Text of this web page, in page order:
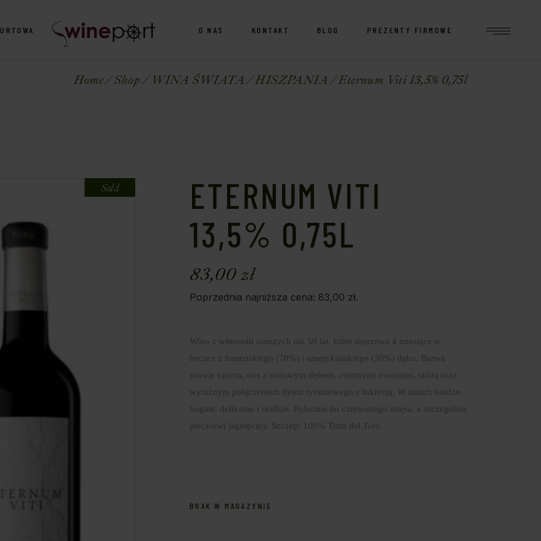
O NAS KONTAKT BLOG PREZENTY FIRMOWE
Home Shop WINA ŚWIATA HISZPANIA Eternum Viti 13,5% 0,75l
Sold
ETERNUM VITI
13,5% 0,75L
83,00zł
Poprzednia najniższa cena: 83,00 zł.
Wino z winorośli starszych niż 50 lat, które dojrzewa 4 miesiące w
beczce z francuskiego (70%) i amerykańskiego (30%) dębu. Barwa
prawie czarna, nos z tostowym dębem, ciemnymi owocami, skórą oraz
wyraźnym połączeniem dymu tytoniowego z lukrecją. W ustach bardzo
bogate, delikatne i słodkie. Polecane do czerwonego mięsa, a szczególnie
pieczonej jagnięciny. Szczep: 100% Tinta del Toro.
BRAK W MAGAZYNIE